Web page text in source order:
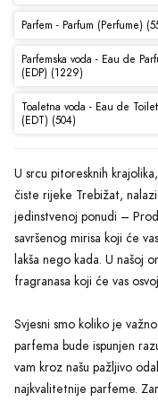
Parfem - Parfum (Perfume)
Parfemska voda - Eau de
(EDP) (1229)
Toaletna voda - Eau de
(EDT) (504)
U srcu pitoresknih
čiste rijeke Trebižat,
jedinstvenoj ponudi –
savršenog mirisa koji će
lakša nego kada. U našoj
fragranasa koji će vas
Svjesni smo koliko je
parfema bude ispunjen
vam kroz našu pažljivo
najkvalitetnije parfeme.